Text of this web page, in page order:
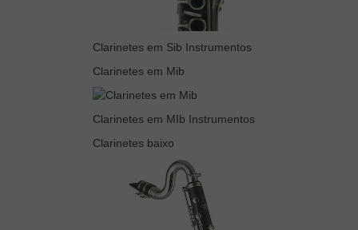
Clarinetes em Sib Instrumentos
Clarinetes em Mib
Clarinetes em MIb Instrumentos
Clarinetes baixo